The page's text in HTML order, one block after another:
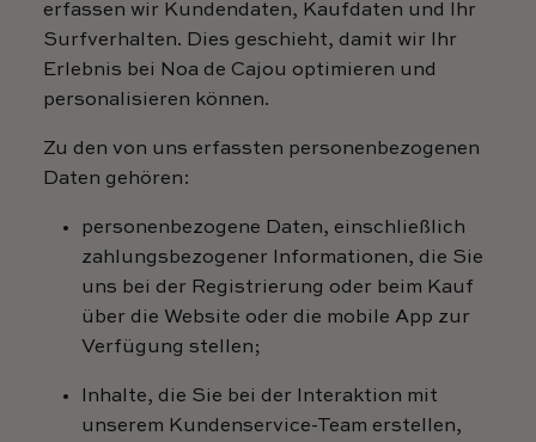
erfassen wir Kundendaten, Kaufdaten und Ihr
Surfverhalten. Dies geschieht, damit wir Ihr
Erlebnis bei Noa de Cajou optimieren und
personalisieren können.
Zu den von uns erfassten personenbezogenen
Daten gehören:
personenbezogene Daten, einschließlich
zahlungsbezogener Informationen, die Sie
uns bei der Registrierung oder beim Kauf
über die Website oder die mobile App zur
Verfügung stellen;
Inhalte, die Sie bei der Interaktion mit
unserem Kundenservice-Team erstellen,